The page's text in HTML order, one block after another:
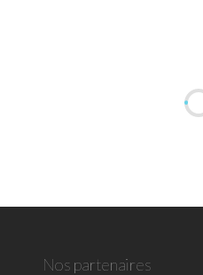
Nos partenaires